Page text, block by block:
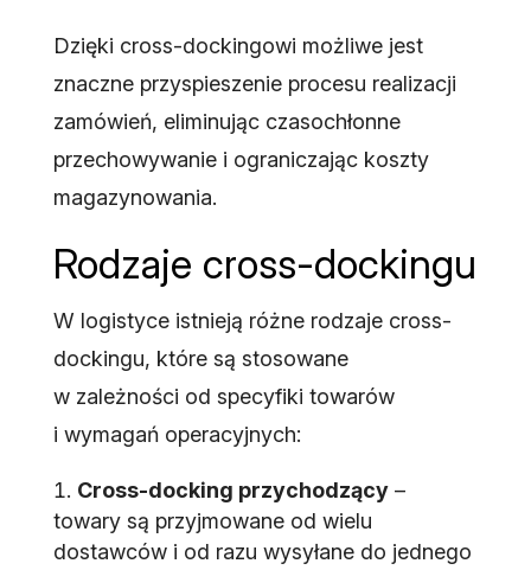
Dzięki cross-dockingowi możliwe jest
znaczne przyspieszenie procesu realizacji
zamówień, eliminując czasochłonne
przechowywanie i ograniczając koszty
magazynowania.
Rodzaje cross-dockingu
W logistyce istnieją różne rodzaje cross-
dockingu, które są stosowane
w zależności od specyfiki towarów
i wymagań operacyjnych:
Cross-docking przychodzący–
towary są przyjmowane od wielu
dostawców i od razu wysyłane do jednego